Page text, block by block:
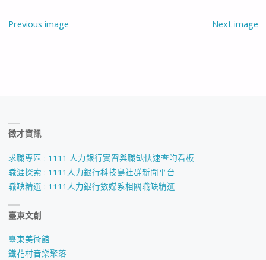
Previous image Next image
徵才資訊
求職專區 : 1111 人力銀行實習與職缺快速查詢看板
職涯探索 : 1111人力銀行科技島社群新聞平台
職缺精選 : 1111人力銀行數媒系相關職缺精選
臺東文創
臺東美術館
鐵花村音樂聚落